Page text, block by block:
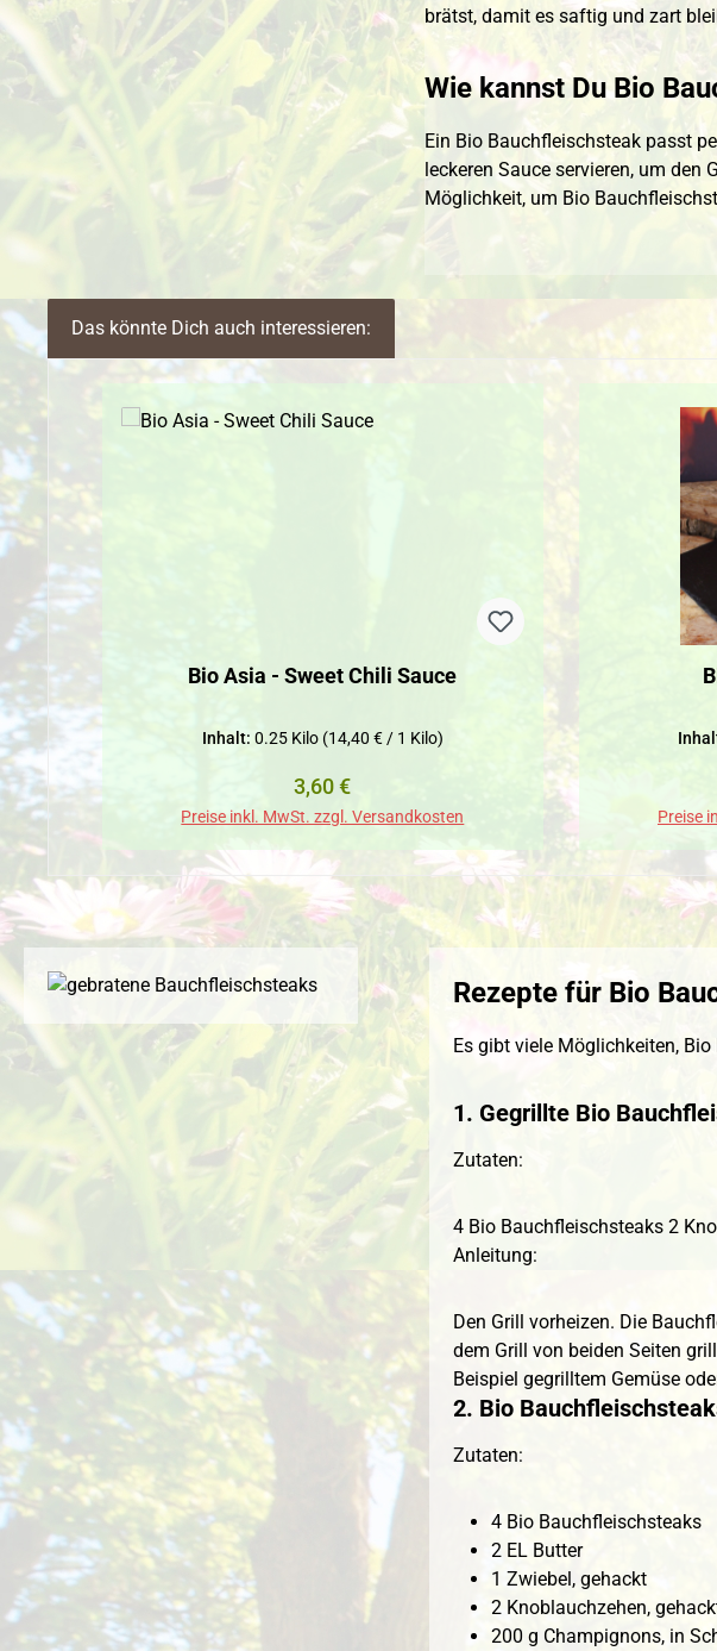
brätst, damit es saftig und zart
Wie kannst Du Bio
Ein Bio Bauchfleischsteak passt
leckeren Sauce servieren, um
Möglichkeit, um Bio
Das könnte Dich auch interessieren:
Bio Asia - Sweet Chili Sauce
Inhalt: 0.25 Kilo (14,40 € / 1 Kilo)
Regulärer Preis:
3,60 €
Preise inkl. MwSt. zzgl. Versandkosten Preise
Rezepte für Bio
Es gibt viele Möglichkeiten,
1. Gegrillte Bio
Zutaten:
4 Bio Bauchfleischsteaks 2
Anleitung:
Den Grill vorheizen. Die
dem Grill von beiden Seiten
Beispiel gegrilltem Gemüse
2. Bio
Zutaten:
4 Bio Bauchfleischsteaks
2 EL Butter
1 Zwiebel, gehackt
2 Knoblauchzehen,
200 g Champignons, in